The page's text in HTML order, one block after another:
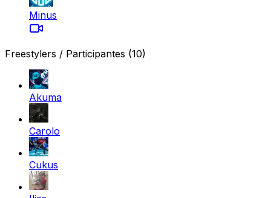
Minus
Freestylers / Participantes (10)
Akuma
Carolo
Cukus